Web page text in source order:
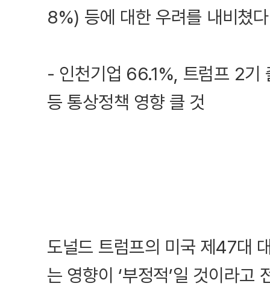
8%) 등에 대한 우려를 내비쳤
- 인천기업 66.1%, 트럼프 2기
등 통상정책 영향 클 것
도널드 트럼프의 미국 제47대
는 영향이 ‘부정적’일 것이라고